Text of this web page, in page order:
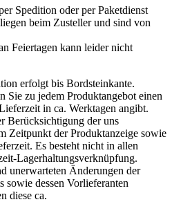
Spedition oder per Paketdienst
beim Zusteller und sind von
Feiertagen kann leider nicht
erfolgt bis Bordsteinkante.
Sie zu jedem Produktangebot einen
in ca. Werktagen angibt.
Berücksichtigung der uns
Zeitpunkt der Produktanzeige sowie
Es besteht nicht in allen
Lagerhaltungsverknüpfung.
unerwarteten Änderungen der
sowie dessen Vorlieferanten
diese ca.